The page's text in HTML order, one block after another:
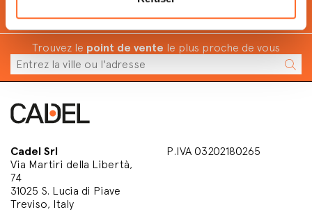
respecte l'environnement
granulés
Trouvez le point de vente le plus proche de vous
Cadel Srl
Via Martiri della Libertà,
74
31025 S. Lucia di Piave
Treviso, Italy
P.IVA 03202180265